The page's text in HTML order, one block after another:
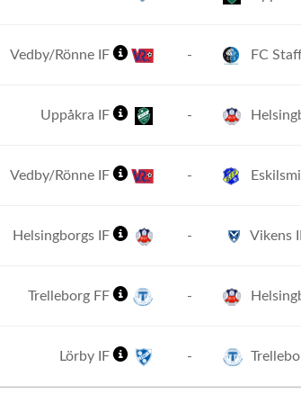
Vedby/Rönne IF - FC
Uppåkra IF -
Vedby/Rönne IF -
Helsingborgs IF - Vikens
Trelleborg FF -
Lörby IF -